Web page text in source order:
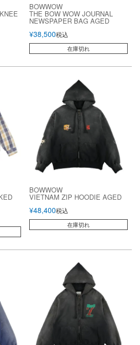
BOWWOW
THE BOW WOW JOURNAL
NEWSPAPER BAG AGED
¥38,500税込
在庫切れ
BOWWOW
VIETNAM ZIP HOODIE AGED
¥48,400税込
在庫切れ